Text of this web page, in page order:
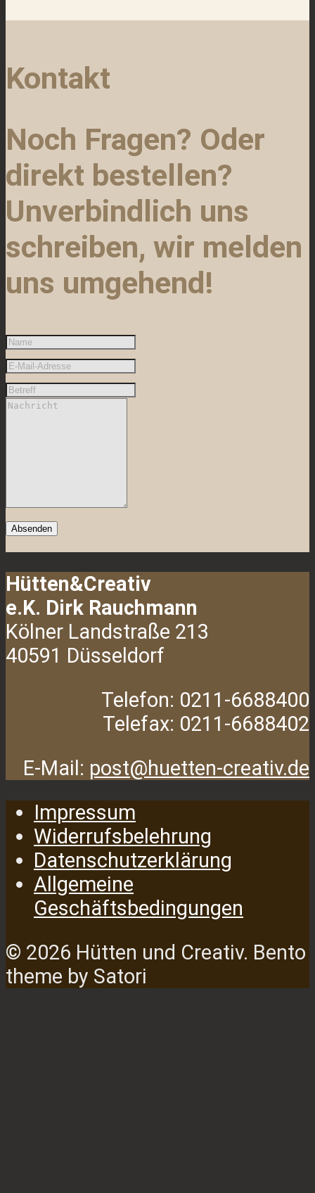
Kontakt
Noch Fragen? Oder
direkt bestellen?
Unverbindlich uns
schreiben, wir melden
uns umgehend!
Absenden
Hütten&Creativ
e.K. Dirk Rauchmann
Kölner Landstraße 213
40591 Düsseldorf
Telefon: 0211-6688400
Telefax: 0211-6688402
E-Mail: post@huetten-creativ.de
Impressum
Widerrufsbelehrung
Datenschutzerklärung
Allgemeine
Geschäftsbedingungen
© 2026 Hütten und Creativ. Bento
theme by Satori